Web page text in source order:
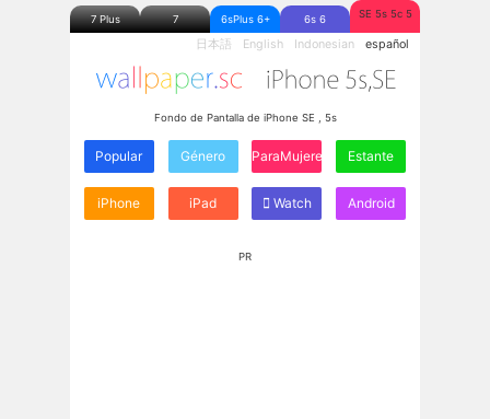
7 Plus 7 6sPlus 6+ 6s 6 SE 5s 5c 5
日本語 English Indonesian español
Fondo de Pantalla de iPhone SE , 5s
Popular Género ParaMujeres Estante
iPhone iPad Watch Android
PR